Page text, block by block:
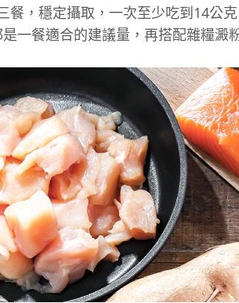
餐，穩定攝取，一次至少吃到14公
一餐適合的建議量，再搭配雜糧